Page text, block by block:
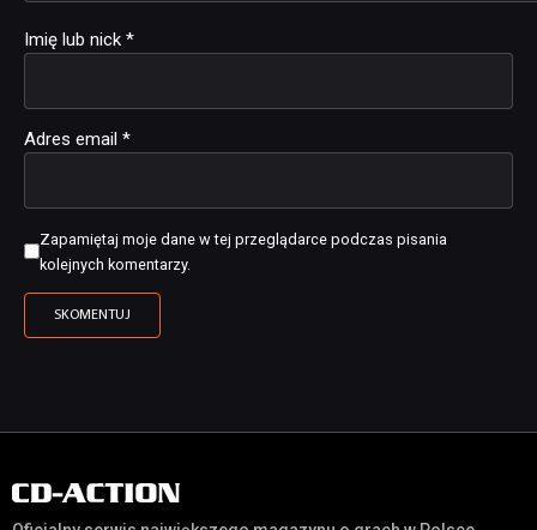
Imię lub nick *
Adres email *
Zapamiętaj moje dane w tej przeglądarce podczas pisania
kolejnych komentarzy.